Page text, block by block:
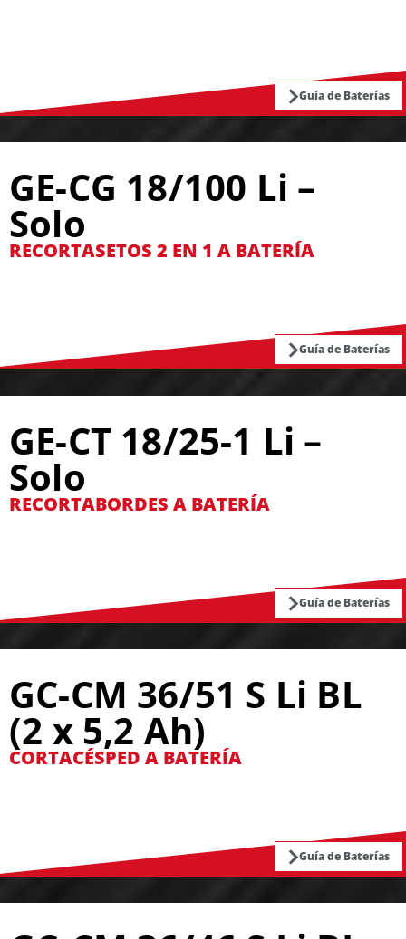
Guía de Baterías
GE-CG 18/100 Li –
Solo
RECORTASETOS 2 EN 1 A BATERÍA
Guía de Baterías
GE-CT 18/25-1 Li –
Solo
RECORTABORDES A BATERÍA
Guía de Baterías
GC-CM 36/51 S Li BL
(2 x 5,2 Ah)
CORTACÉSPED A BATERÍA
Guía de Baterías